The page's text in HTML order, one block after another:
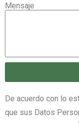
Mensaje
De acuerdo con lo
que sus Datos